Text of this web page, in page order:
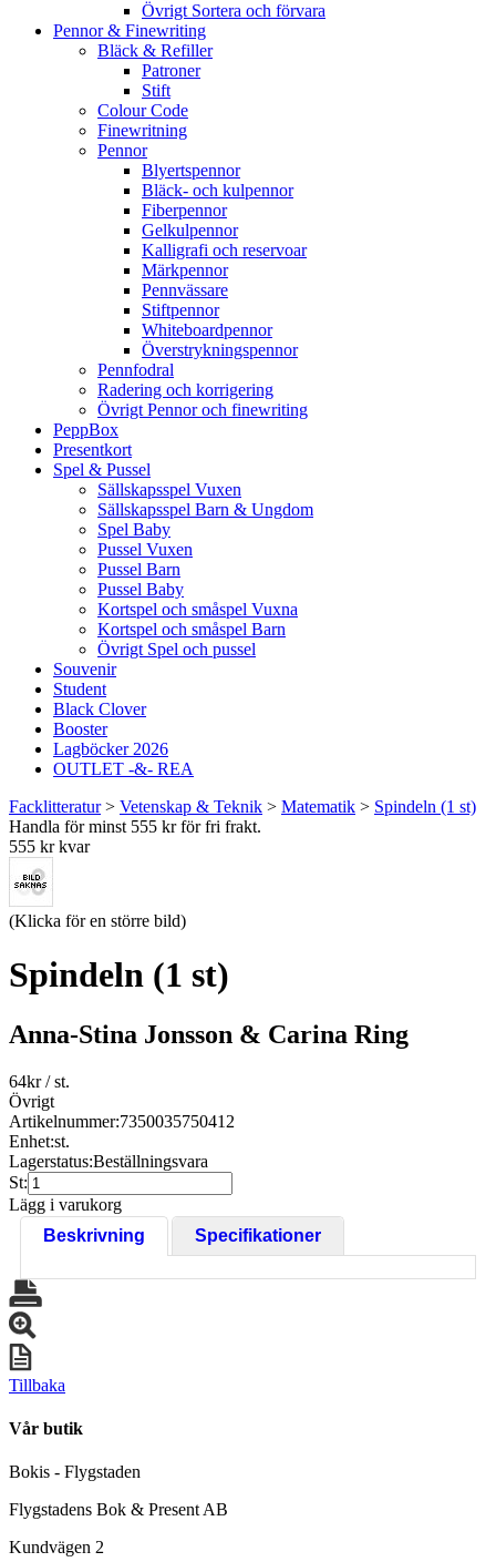
Övrigt Sortera och förvara
Pennor & Finewriting
Bläck & Refiller
Patroner
Stift
Colour Code
Finewritning
Pennor
Blyertspennor
Bläck- och kulpennor
Fiberpennor
Gelkulpennor
Kalligrafi och reservoar
Märkpennor
Pennvässare
Stiftpennor
Whiteboardpennor
Överstrykningspennor
Pennfodral
Radering och korrigering
Övrigt Pennor och finewriting
PeppBox
Presentkort
Spel & Pussel
Sällskapsspel Vuxen
Sällskapsspel Barn & Ungdom
Spel Baby
Pussel Vuxen
Pussel Barn
Pussel Baby
Kortspel och småspel Vuxna
Kortspel och småspel Barn
Övrigt Spel och pussel
Souvenir
Student
Black Clover
Booster
Lagböcker 2026
OUTLET -&- REA
Facklitteratur> Vetenskap & Teknik > Matematik > Spindeln (1 st)
Handla för minst 555 kr för fri frakt.
555 kr kvar
(Klicka för en större bild)
Spindeln (1 st)
Anna-Stina Jonsson & Carina Ring
64kr/ st.
Övrigt
Artikelnummer:7350035750412
Enhet:st.
Lagerstatus:Beställningsvara
St:
Lägg i varukorg
Beskrivning
Specifikationer
Tillbaka
Vår butik
Bokis - Flygstaden
Flygstadens Bok & Present AB
Kundvägen 2